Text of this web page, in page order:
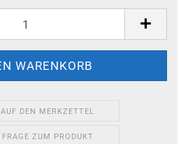
AUF DEN MERKZETTEL
FRAGE ZUM PRODUKT